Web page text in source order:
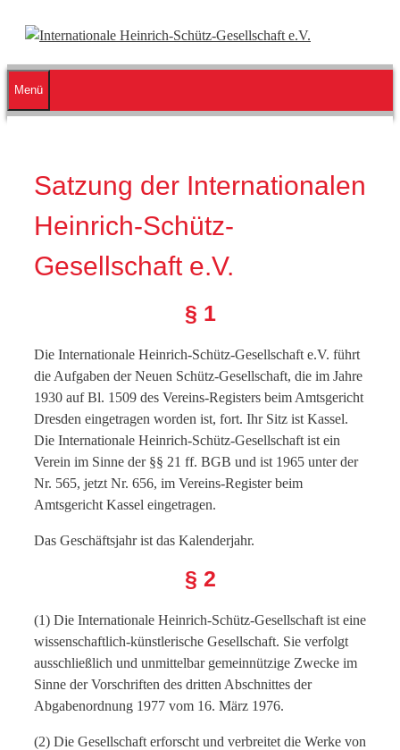
Inhalt
Menü
Satzung der Internationalen
Heinrich-Schütz-
Gesellschaft e.V.
§ 1
Die Internationale Heinrich-Schütz-Gesellschaft e.V. führt
die Aufgaben der Neuen Schütz-Gesellschaft, die im Jahre
1930 auf Bl. 1509 des Vereins-Registers beim Amtsgericht
Dresden eingetragen worden ist, fort. Ihr Sitz ist Kassel.
Die Internationale Heinrich-Schütz-Gesellschaft ist ein
Verein im Sinne der §§ 21 ff. BGB und ist 1965 unter der
Nr. 565, jetzt Nr. 656, im Vereins-Register beim
Amtsgericht Kassel eingetragen.
Das Geschäftsjahr ist das Kalenderjahr.
§ 2
(1) Die Internationale Heinrich-Schütz-Gesellschaft ist eine
wissenschaftlich-künstlerische Gesellschaft. Sie verfolgt
ausschließlich und unmittelbar gemeinnützige Zwecke im
Sinne der Vorschriften des dritten Abschnittes der
Abgabenordnung 1977 vom 16. März 1976.
(2) Die Gesellschaft erforscht und verbreitet die Werke von